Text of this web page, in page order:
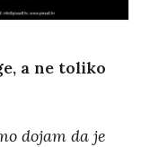
a ne toliko
dojam da je